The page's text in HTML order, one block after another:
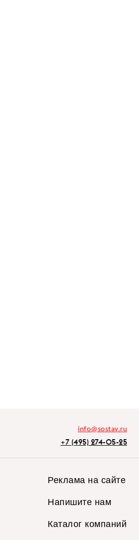
info@sostav.ru
+7 (495) 274-05-25
Реклама на сайте
Напишите нам
Каталог компаний